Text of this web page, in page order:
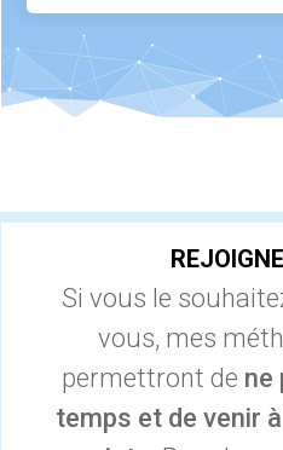
Si vous le
vous, mes
permettront de ne
temps et de venir